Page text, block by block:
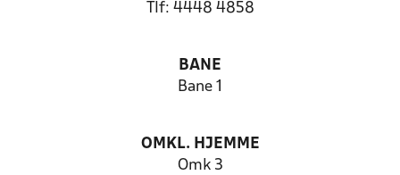
Tlf: 4448 4858
BANE
Bane 1
OMKL. HJEMME
Omk 3